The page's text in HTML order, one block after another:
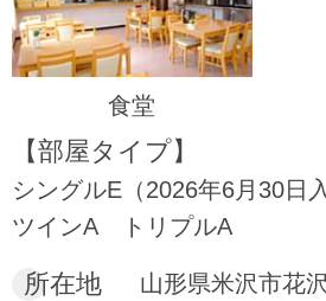
食堂
【部屋タイプ】
シングルE（2026年6月30日
ツインA
トリプルA
所在地 山形県米沢市花